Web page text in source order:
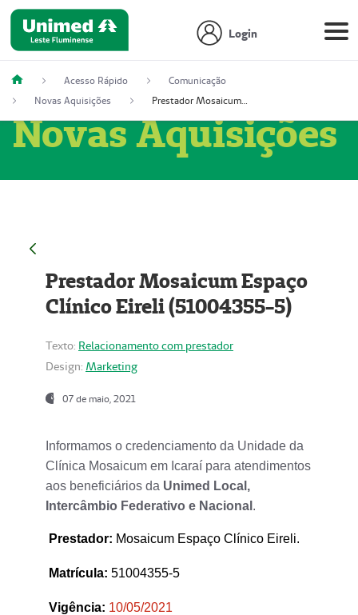
Login
Acesso Rápido
Comunicação
Novas Aquisições
Prestador Mosaicum Espaço Clínico Eireli (51004355-5)
Novas Aquisições
Prestador Mosaicum Espaço
Clínico Eireli (51004355-5)
Texto: Relacionamento com prestador
Design: Marketing
07 de maio, 2021
Informamos o credenciamento da Unidade da
Clínica Mosaicum em Icaraí para atendimentos
aos beneficiários da Unimed Local,
Intercâmbio Federativo e Nacional .
Prestador: Mosaicum Espaço Clínico Eireli.
Matrícula: 51004355-5
Vigência: 10/05/2021